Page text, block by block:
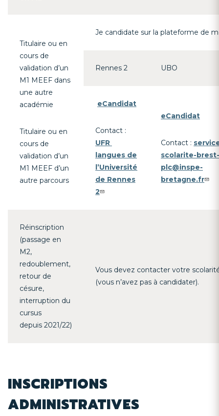
Titulaire ou en
cours de
validation d’un
M1 MEEF dans
une autre
académie
Titulaire ou en
cours de
validation d’un
M1 MEEF d’un
autre parcours
Je candidate sur la plateforme de
Rennes 2 UBO
eCandidat
Contact :
UFR
langues de
l’Université
de Rennes
2
eCandidat
Contact :
scolarite-brest-
plc@inspe-
bretagne.fr
Réinscription
(passage en
M2,
redoublement,
retour de
césure,
interruption du
cursus
depuis 2021/22)
Vous devez contacter votre
(vous n’avez pas à candidater).
INSCRIPTIONS
ADMINISTRATIVES